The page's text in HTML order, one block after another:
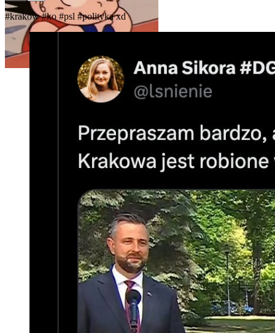
#krakow #ko #psl #politykaxd